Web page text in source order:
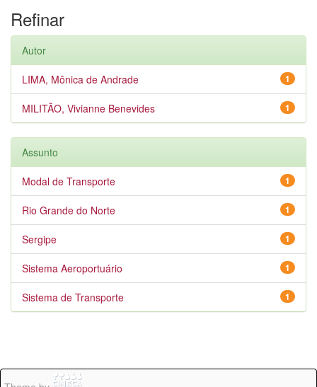
Refinar
Autor
1
LIMA, Mônica de Andrade
1
MILITÃO, Vivianne Benevides
Assunto
1
Modal de Transporte
1
Rio Grande do Norte
1
Sergipe
1
Sistema Aeroportuário
1
Sistema de Transporte